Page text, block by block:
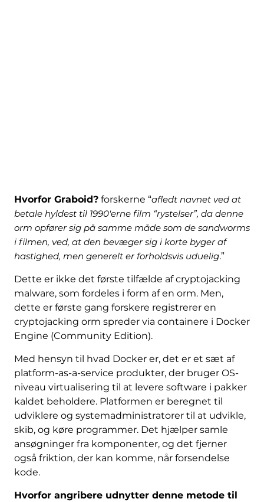
Hvorfor Graboid?forskerne “afledt navnet ved at
betale hyldest til 1990'erne film “rystelser”, da denne
orm opfører sig på samme måde som de sandworms
i filmen, ved, at den bevæger sig i korte byger af
hastighed, men generelt er forholdsvis uduelig.”
Dette er ikke det første tilfælde af cryptojacking
malware, som fordeles i form af en orm. Men,
dette er første gang forskere registrerer en
cryptojacking orm spreder via containere i Docker
Engine (Community Edition).
Med hensyn til hvad Docker er, det er et sæt af
platform-as-a-service produkter, der bruger OS-
niveau virtualisering til at levere software i pakker
kaldet beholdere. Platformen er beregnet til
udviklere og systemadministratorer til at udvikle,
skib, og køre programmer. Det hjælper samle
ansøgninger fra komponenter, og det fjerner
også friktion, der kan komme, når forsendelse
kode.
Hvorfor angribere udnytter denne metode til